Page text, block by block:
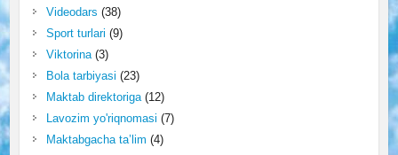
Videodars (38)
Sport turlari (9)
Viktorina(3)
Bola tarbiyasi (23)
Maktab direktoriga(12)
Lavozim yo'riqnomasi (7)
Maktabgacha ta’lim (4)